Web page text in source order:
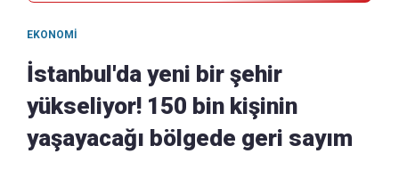
EKONOMI
İstanbul'da yeni bir şehir
yükseliyor! 150 bin kişinin
yaşayacağı bölgede geri sayım